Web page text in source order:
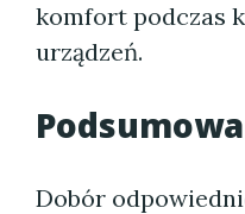
komfort podczas
urządzeń.
Dobór